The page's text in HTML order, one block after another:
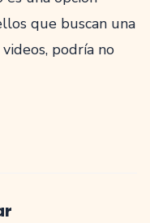
que buscan una
podría no